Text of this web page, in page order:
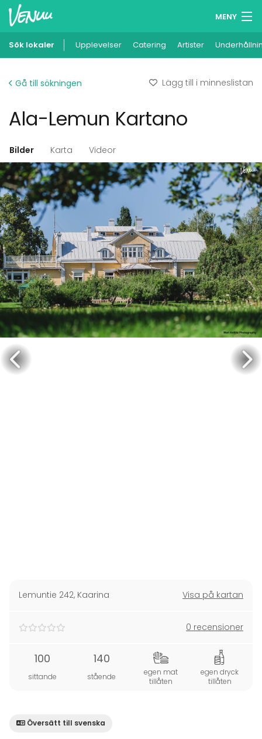
MENY
Minneslista
Lägg till din lokal
Sök lokaler Upplevelser Catering Artister
Gå till sökningen Lägg till i minneslistan
Ala-Lemun Kartano
Bilder Karta Videor
Lemuntie 242, Kaarina Visa på kartan
0 recensioner
100
sittande
140
stående
egen mat
tillåten
egen dryck
tillåten
Översätt till svenska